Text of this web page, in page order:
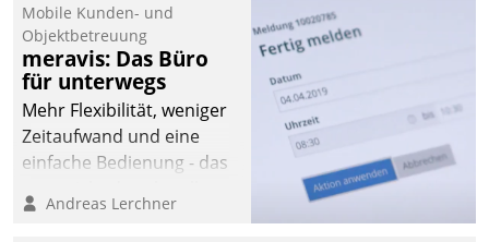
Mobile Kunden- und
Objektbetreuung
meravis: Das Büro
für unterwegs
Mehr Flexibilität, weniger
Zeitaufwand und eine
einfache Bedienung - das
Cockpit für mobile
Andreas Lerchner